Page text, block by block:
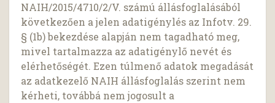
NAIH/2015/4710/2/V. számú állásfoglalásából
következően a jelen adatigénylés az Infotv. 29.
§ (1b) bekezdése alapján nem tagadható meg,
mivel tartalmazza az adatigénylő nevét és
elérhetőségét. Ezen túlmenő adatok megadását
az adatkezelő NAIH állásfoglalás szerint nem
kérheti, továbbá nem jogosult a